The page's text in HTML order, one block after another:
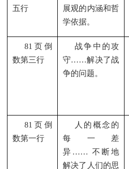
五行
展观的内涵和哲
学依据。
81 页倒
数第三行
战争中的攻
守……解决了战
争的问题。
81 页倒
数第一行
人的概念的
每一差
异…… 不断地
解决了人们的思